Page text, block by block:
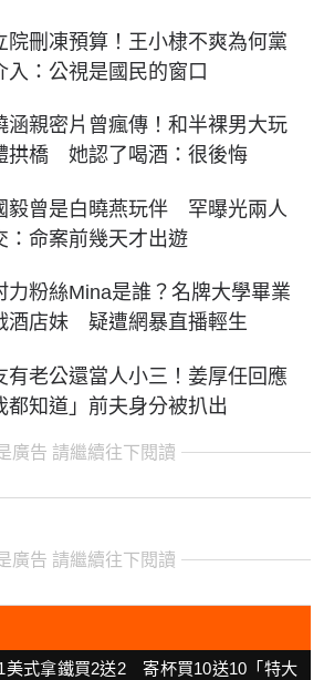
院刪凍預算！王小棣不爽為何黨
入：公視是國民的窗口
涵親密片曾瘋傳！和半裸男大玩
拱橋 她認了喝酒：很後悔
毅曾是白曉燕玩伴 罕曝光兩人
：命案前幾天才出遊
力粉絲Mina是誰？名牌大學畢業
酒店妹 疑遭網暴直播輕生
有老公還當人小三！姜厚任回應
都知道」前夫身分被扒出
廣告 請繼續往下閱讀
廣告 請繼續往下閱讀
美式拿鐵買2送2 寄杯買10送10「特大